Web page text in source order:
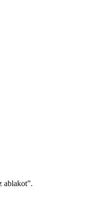
ablakot”.